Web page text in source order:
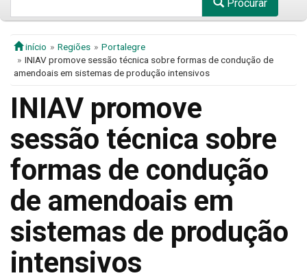
Procurar
início Regiões
Portalegre
INIAV promove sessão técnica sobre formas de condução de
amendoais em sistemas de produção intensivos
INIAV promove
sessão técnica sobre
formas de condução
de amendoais em
sistemas de produção
intensivos